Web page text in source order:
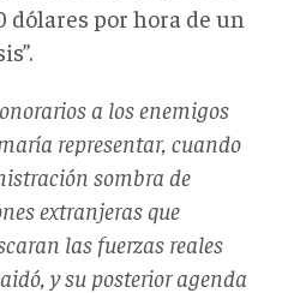
dólares por hora de un
a los enemigos
representar, cuando
sombra de
extranjeras que
las fuerzas reales
y su posterior agenda